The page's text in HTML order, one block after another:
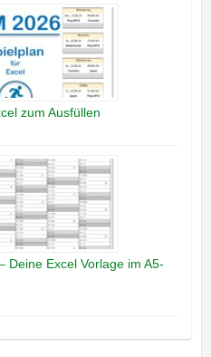
zum Ausfüllen
Deine Excel Vorlage im A5-